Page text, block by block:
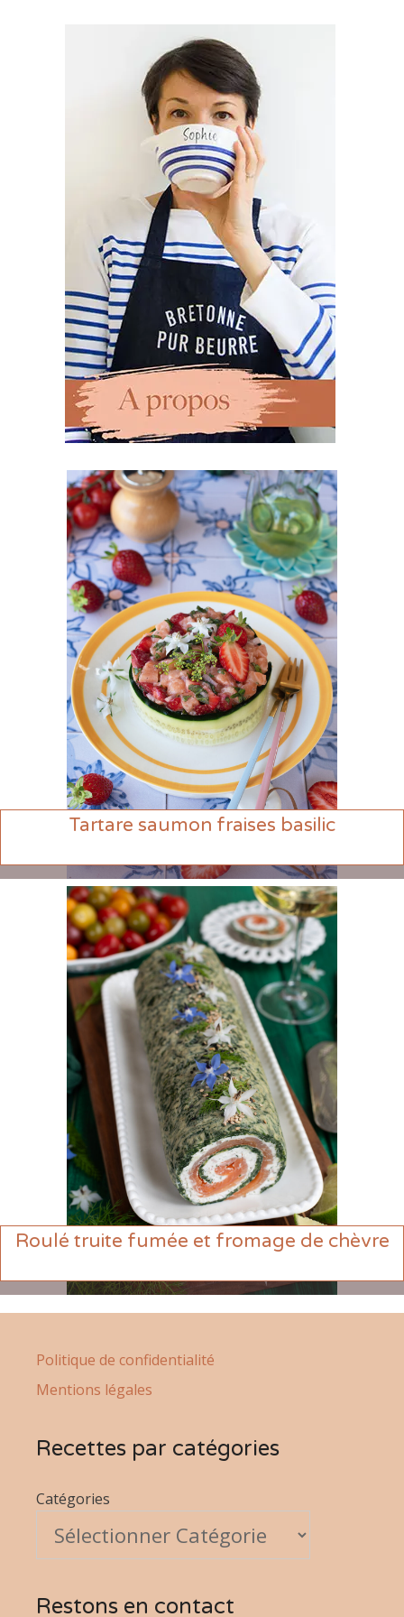
Tartare saumon fraises basilic
Roulé truite fumée et fromage de chèvre
Politique de confidentialité
Mentions légales
Recettes par catégories
Catégories
Restons en contact